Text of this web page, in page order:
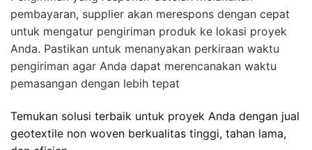
pembayaran, supplier akan merespons dengan cepat
untuk mengatur pengiriman produk ke lokasi proyek
Anda. Pastikan untuk menanyakan perkiraan waktu
pengiriman agar Anda dapat merencanakan waktu
pemasangan dengan lebih tepat
Temukan solusi terbaik untuk proyek Anda dengan jual
geotextile non woven berkualitas tinggi, tahan lama,